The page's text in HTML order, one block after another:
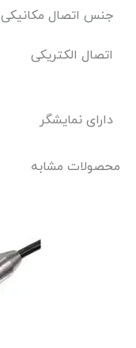
جنس اتصال مکانیکی
اتصال الکتریکی
دارای نمایشگر
محصولات مشابه